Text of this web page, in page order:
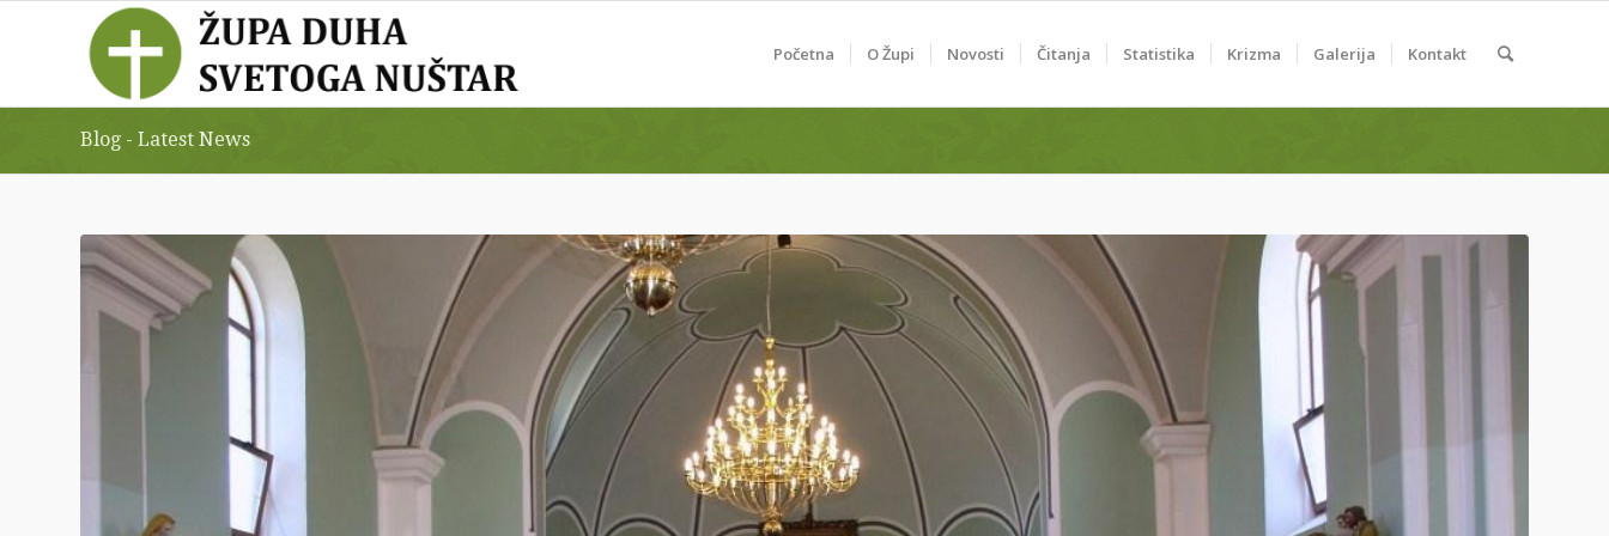
Početna O Župi Novosti Čitanja Statistika Krizma Galerija Kontakt
Blog - Latest News